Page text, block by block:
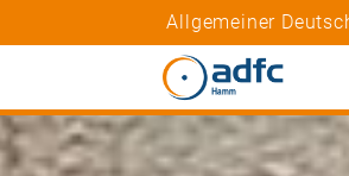
Allgemeiner